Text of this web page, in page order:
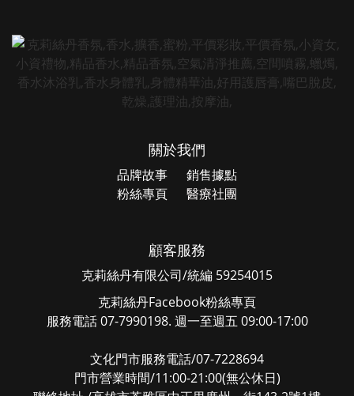
關於我們
品牌故事 銷售據點
粉絲專頁 醫療社團
顧客服務
克莉絲丹有限公司/統編 59254015
克莉絲丹Facebook粉絲專頁
服務電話 07-7990198. 週一至週五 09:00-17:00
文化門市服務電話/07-7228694
門市營業時間/11:00-21:00(無公休日)